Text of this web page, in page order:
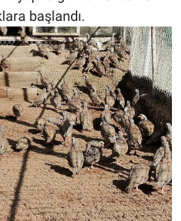
başlandı.